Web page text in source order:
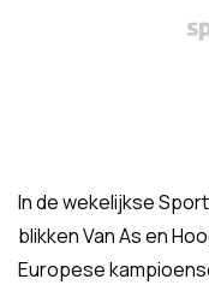
In de wekelijkse
blikken Van As en
Europese